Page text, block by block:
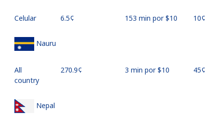
Celular ⁦6.5¢⁩ 153 min por ⁦$10⁩ ⁦10¢⁩
Nauru
All
country
⁦270.9¢⁩ 3 min por ⁦$10⁩ ⁦45¢⁩
Nepal